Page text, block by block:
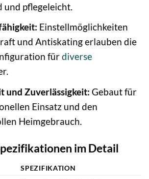
und pflegeleicht.
Einstellmöglichkeiten
und Antiskating erlauben die
fürdiverse
und Zuverlässigkeit: Gebaut für
Einsatz und den
Heimgebrauch.
im Detail
SPEZIFIKATION